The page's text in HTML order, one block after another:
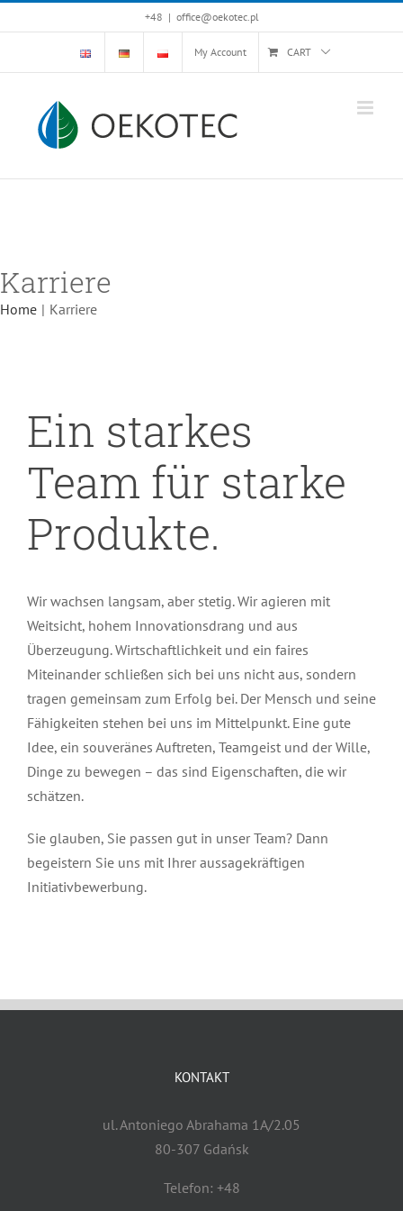
to
+48 | office@oekotec.pl
My Account CART
Karriere
Home | Karriere
Ein starkes
Team für starke
Produkte.
Wir wachsen langsam, aber stetig. Wir agieren mit
Weitsicht, hohem Innovationsdrang und aus
Überzeugung. Wirtschaftlichkeit und ein faires
Miteinander schließen sich bei uns nicht aus, sondern
tragen gemeinsam zum Erfolg bei. Der Mensch und seine
Fähigkeiten stehen bei uns im Mittelpunkt. Eine gute
Idee, ein souveränes Auftreten, Teamgeist und der Wille,
Dinge zu bewegen – das sind Eigenschaften, die wir
schätzen.
Sie glauben, Sie passen gut in unser Team? Dann
begeistern Sie uns mit Ihrer aussagekräftigen
Initiativbewerbung.
KONTAKT
ul. Antoniego Abrahama 1A/2.05
80-307 Gdańsk
Telefon: +48